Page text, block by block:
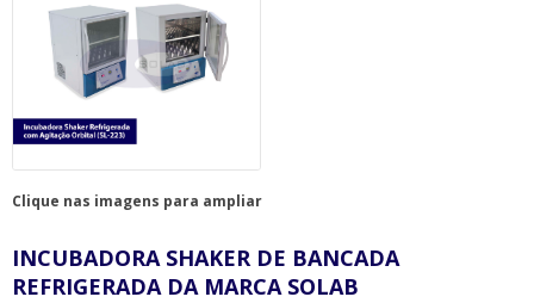
Clique nas imagens para ampliar
INCUBADORA SHAKER DE BANCADA
REFRIGERADA DA MARCA SOLAB